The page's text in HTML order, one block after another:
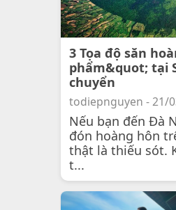
3 Tọa độ săn
phẩm&quot; tại
chuyển
todiepnguyen - 21/
Nếu bạn đến Đà
đón hoàng hôn
thật là thiếu sót.
t...